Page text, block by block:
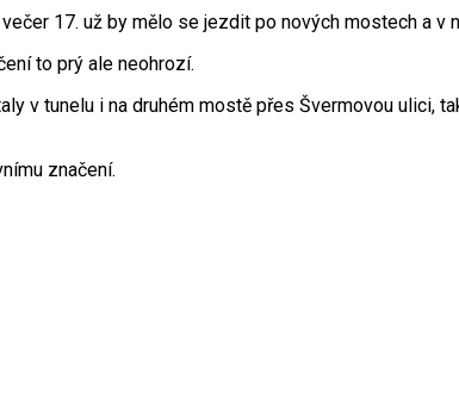
17. už by mělo se jezdit po nových mostech a v
to prý ale neohrozí.
v tunelu i na druhém mostě přes Švermovou ulici,
značení.